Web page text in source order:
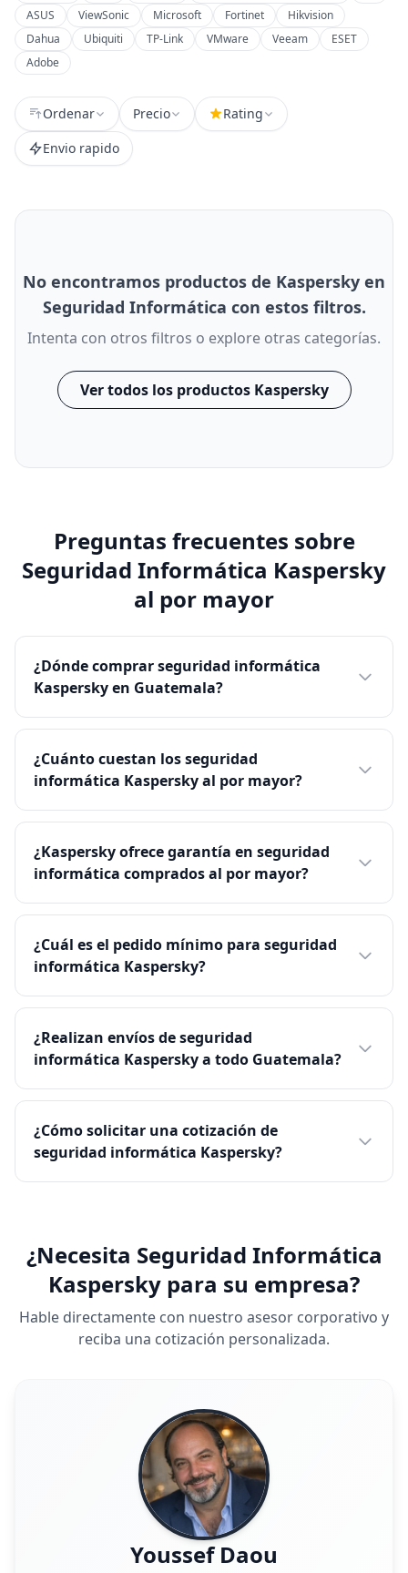
ASUS
ViewSonic Microsoft Fortinet
Hikvision
Dahua
Ubiquiti TP-Link VMware Veeam
ESET
Adobe
Ordenar Precio
Rating
Envio rapido
No encontramos productos de Kaspersky en
Seguridad Informática con estos filtros.
Intenta con otros filtros o explore otras categorías.
Ver todos los productos Kaspersky
Preguntas frecuentes sobre
Seguridad Informática Kaspersky
al por mayor
¿Dónde comprar seguridad informática
Kaspersky en Guatemala?
¿Cuánto cuestan los seguridad
informática Kaspersky al por mayor?
¿Kaspersky ofrece garantía en seguridad
informática comprados al por mayor?
¿Cuál es el pedido mínimo para seguridad
informática Kaspersky?
¿Realizan envíos de seguridad
informática Kaspersky a todo Guatemala?
¿Cómo solicitar una cotización de
seguridad informática Kaspersky?
¿Necesita Seguridad Informática
Kaspersky para su empresa?
Hable directamente con nuestro asesor corporativo y
reciba una cotización personalizada.
Youssef Daou